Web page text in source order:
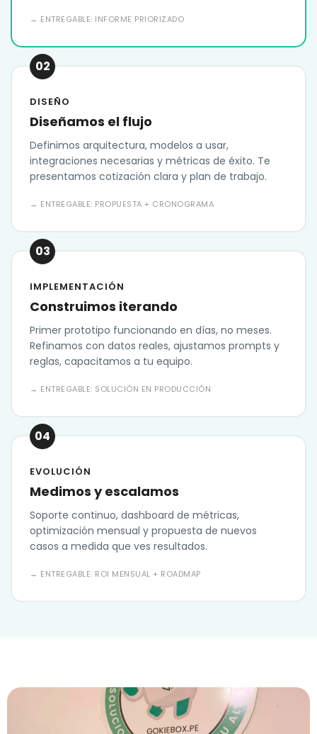
→ ENTREGABLE: INFORME PRIORIZADO
02
DISEÑO
Diseñamos el flujo
Definimos arquitectura, modelos a usar,
integraciones necesarias y métricas de éxito. Te
presentamos cotización clara y plan de trabajo.
→ ENTREGABLE: PROPUESTA + CRONOGRAMA
03
IMPLEMENTACIÓN
Construimos iterando
Primer prototipo funcionando en días, no meses.
Refinamos con datos reales, ajustamos prompts y
reglas, capacitamos a tu equipo.
→ ENTREGABLE: SOLUCIÓN EN PRODUCCIÓN
04
EVOLUCIÓN
Medimos y escalamos
Soporte continuo, dashboard de métricas,
optimización mensual y propuesta de nuevos
casos a medida que ves resultados.
→ ENTREGABLE: ROI MENSUAL + ROADMAP